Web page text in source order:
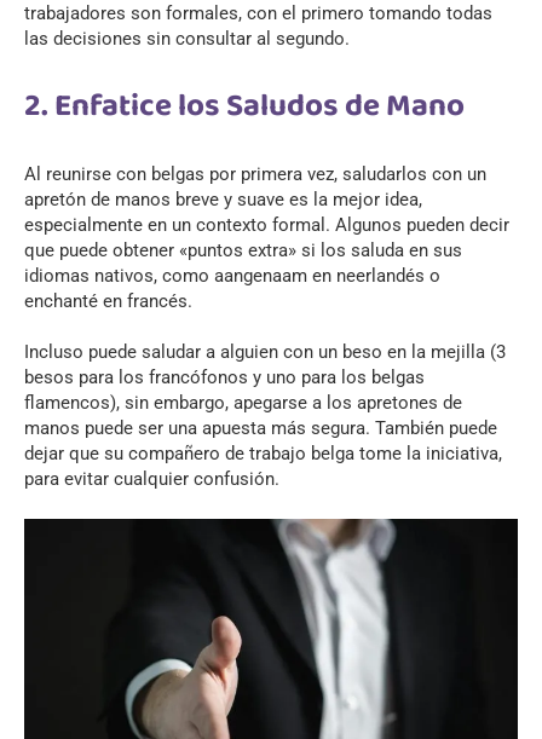
trabajadores son formales, con el primero tomando todas
las decisiones sin consultar al segundo.
2. Enfatice los Saludos de Mano
Al reunirse con belgas por primera vez, saludarlos con un
apretón de manos breve y suave es la mejor idea,
especialmente en un contexto formal. Algunos pueden decir
que puede obtener «puntos extra» si los saluda en sus
idiomas nativos, como aangenaam en neerlandés o
enchanté en francés.
Incluso puede saludar a alguien con un beso en la mejilla (3
besos para los francófonos y uno para los belgas
flamencos), sin embargo, apegarse a los apretones de
manos puede ser una apuesta más segura. También puede
dejar que su compañero de trabajo belga tome la iniciativa,
para evitar cualquier confusión.